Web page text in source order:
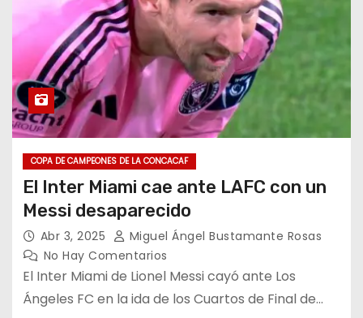
COPA DE CAMPEONES DE LA CONCACAF
El Inter Miami cae ante LAFC con un
Messi desaparecido
Abr 3, 2025
Miguel Ángel Bustamante Rosas
No Hay Comentarios
El Inter Miami de Lionel Messi cayó ante Los
Ángeles FC en la ida de los Cuartos de Final de…